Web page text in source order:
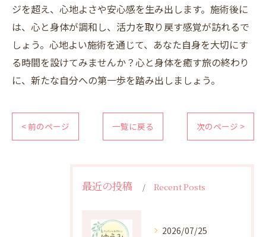
ジを超え、心地よさや安心感を生み出します。施術後に
は、心と身体が調和し、活力を取り戻す感覚が訪れるで
しょう。心地よい施術を通じて、あなた自身を大切にす
る時間を設けてみませんか？心と身体を癒す旅の終わり
に、新たな自分への第一歩を踏み出しましょう。
< 前のページ 一覧に戻る 次のページ >
最近の投稿 Recent Posts
2026/07/25